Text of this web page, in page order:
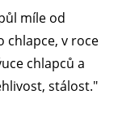
míle od
chlapce, v roce
chlapců a
stálost."